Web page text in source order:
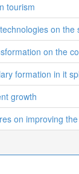
tourism
on the
on the
formation in it
growth
on improving